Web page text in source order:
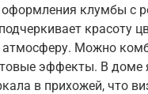
клумбы с
красоту
Можно
эффекты. В доме
в прихожей, что